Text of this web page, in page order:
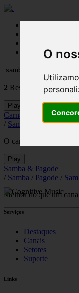
O
Contactos
2 Resultados
Play
Carnaval
/ Samba Pagode/
O carnaval carioca é
Play
Samba & Pagode
/ Samba / Pagode /
Melhor do que um
Serviços
Destaques
Canais
Setores
Suporte
Links